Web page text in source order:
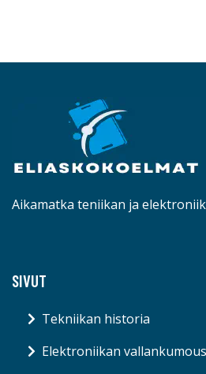
Aikamatka teniikan ja
SIVUT
Tekniikan historia
Elektroniikan vallankumous